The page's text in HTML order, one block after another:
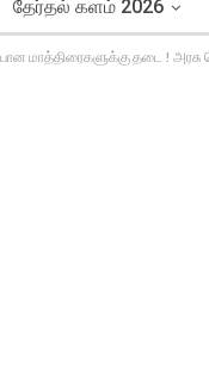
தேர்தல் களம் 2026
மாத்திரைகளுக்கு தடை ! அரசு